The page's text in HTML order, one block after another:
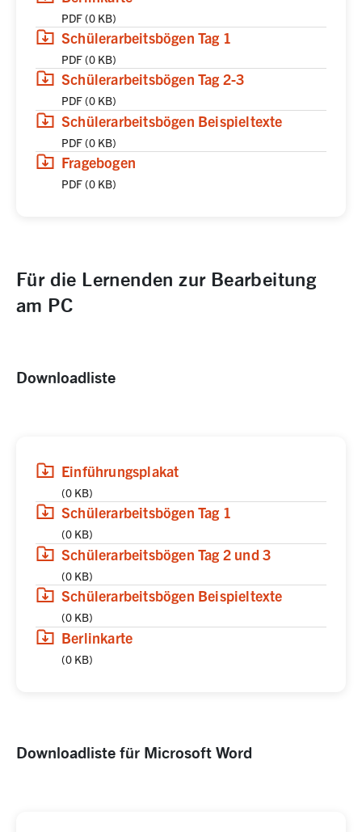
PDF(0 KB)
Schülerarbeitsbögen Tag 1
(Download,PDF,0 KB)
(öffnet in neuem Tab)
PDF(0 KB)
Schülerarbeitsbögen Tag 2-3
(Download,PDF,0 KB)
(öffnet in neuem Tab)
PDF(0 KB)
Schülerarbeitsbögen Beispieltexte
(Download,PDF,0 KB)
(öffnet in neuem Tab)
PDF(0 KB)
Fragebogen
(Download,PDF,
(öffnet in neuem Tab)
PDF(0 KB)
Für die Lernenden zur Bearbeitung
am PC
Downloadliste
Einführungsplakat
(Download,0 KB)
(öffnet in neuem Tab)
(0 KB)
Schülerarbeitsbögen Tag 1
(Download,0 KB)
(öffnet in neuem Tab)
(0 KB)
Schülerarbeitsbögen Tag 2 und 3
(Download,0 KB)
(öffnet in neuem Tab)
(0 KB)
Schülerarbeitsbögen Beispieltexte
(Download,0 KB)
(öffnet in neuem Tab)
(0 KB)
Berlinkarte
(Download,0 KB
(öffnet in neuem Tab)
(0 KB)
Downloadliste für Microsoft Word